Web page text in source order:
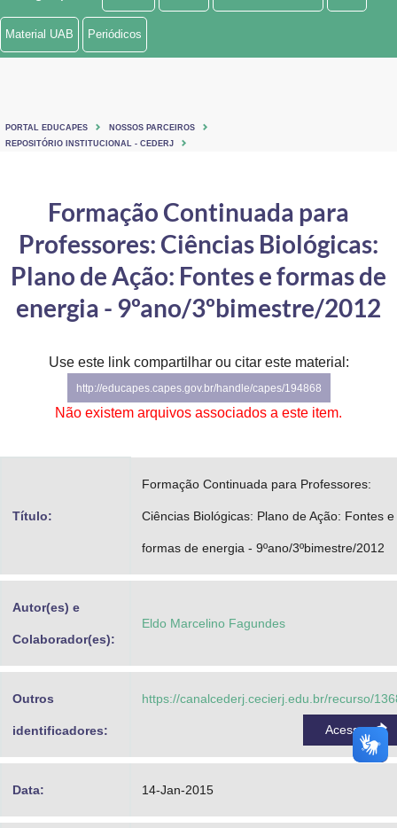
Ministério de Minas e Energia
Ministério do Turismo
Controladoria-Geral da União
Gabinete de Segurança Institucional
Advocacia-Geral da União
Material UAB Periódicos
PORTAL EDUCAPES
NOSSOS PARCEIROS
REPOSITÓRIO INSTITUCIONAL - CEDERJ
Formação Continuada para
Professores: Ciências Biológicas:
Plano de Ação: Fontes e formas de
energia - 9ºano/3ºbimestre/2012
Use este link compartilhar ou citar este material:
http://educapes.capes.gov.br/handle/capes/194868
Não existem arquivos associados a este item.
Título:
Formação Continuada para Professores:
Ciências Biológicas: Plano de Ação: Fontes e
formas de energia - 9ºano/3ºbimestre/2012
Autor(es) e
Colaborador(es):
Eldo Marcelino Fagundes
Outros
identificadores:
https://canalcederj.cecierj.edu.br/recurso/
Acessar
Data: 14-Jan-2015